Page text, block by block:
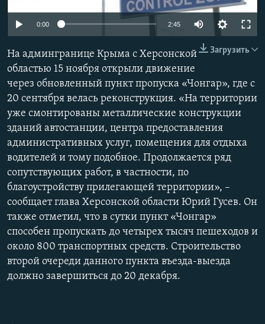
ПОБЕДИТЕЛЕЙ НЕ СУДЯТ?
ELIFBE
УКРАИНСКАЯ ПРОБЛЕМА КРЫМА
Все сайты RFE/RL
0:00 2:45
Загрузить
На админгранице Крыма с Херсонской
областью 15 ноября открыли движение
через обновленный пункт пропуска «Чонгар», где с
20 сентября велась реконструкция. «На территории
уже смонтированы металлические конструкции
зданий автостанции, центра предоставления
административных услуг, помещения для отдыха
водителей и тому подобное. Продолжается ряд
сопутствующих работ, в частности, по
благоустройству прилегающей территории», –
сообщает глава Херсонской области Юрий Гусев. Он
также отметил, что в сутки пункт «Чонгар»
способен пропускать до четырех тысяч пешеходов и
около 800 транспортных средств. Строительство
второй очереди данного пункта въезда-выезда
должно завершиться до 20 декабря.